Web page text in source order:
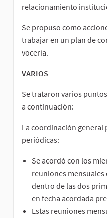
relacionamiento
Se propuso como
trabajar en un plan de
vocería.
VARIOS
Se trataron varios
a continuación:
La coordinación
periódicas:
Se acordó con los
reuniones
dentro de las dos
en fecha acordada
Estas reuniones